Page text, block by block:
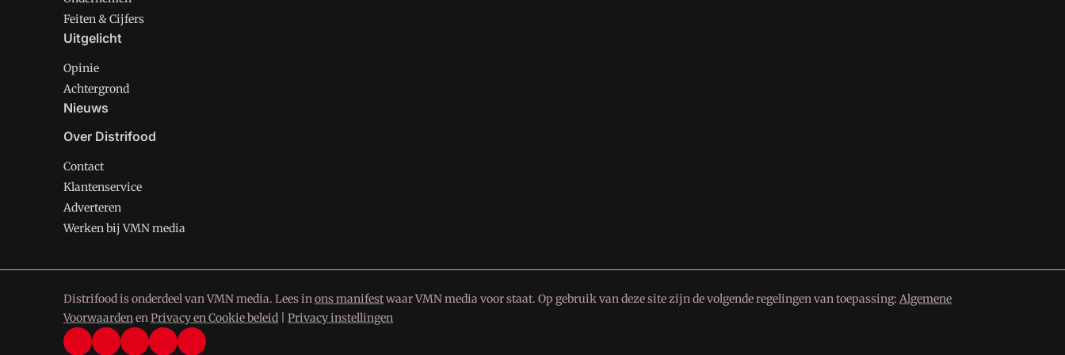
Feiten & Cijfers
Uitgelicht
Opinie
Achtergrond
Nieuws
Over Distrifood
Contact
Klantenservice
Adverteren
Werken bij VMN media
Distrifood is onderdeel van VMN media. Lees inons manifestwaar VMN media voor staat. Op gebruik van deze site zijn de volgende regelingen van toepassing: Algemene
VoorwaardenenPrivacy en Cookie beleid Privacy instellingen